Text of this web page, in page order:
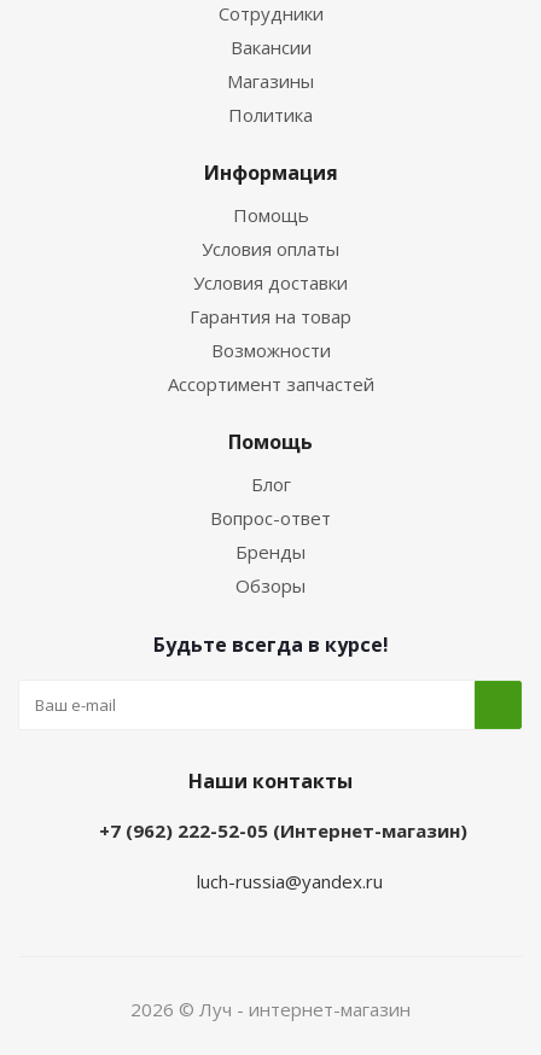
Сотрудники
Вакансии
Магазины
Политика
Информация
Помощь
Условия оплаты
Условия доставки
Гарантия на товар
Возможности
Ассортимент запчастей
Помощь
Блог
Вопрос-ответ
Бренды
Обзоры
Будьте всегда в курсе!
Наши контакты
+7 (962) 222-52-05 (Интернет-магазин)
luch-russia@yandex.ru
2026 © Луч - интернет-магазин